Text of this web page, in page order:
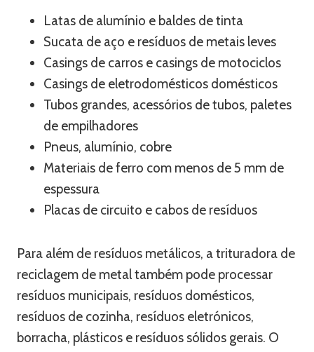
Latas de alumínio e baldes de tinta
Sucata de aço e resíduos de metais leves
Casings de carros e casings de motociclos
Casings de eletrodomésticos domésticos
Tubos grandes, acessórios de tubos, paletes
de empilhadores
Pneus, alumínio, cobre
Materiais de ferro com menos de 5 mm de
espessura
Placas de circuito e cabos de resíduos
Para além de resíduos metálicos, a trituradora de
reciclagem de metal também pode processar
resíduos municipais, resíduos domésticos,
resíduos de cozinha, resíduos eletrónicos,
borracha, plásticos e resíduos sólidos gerais. O